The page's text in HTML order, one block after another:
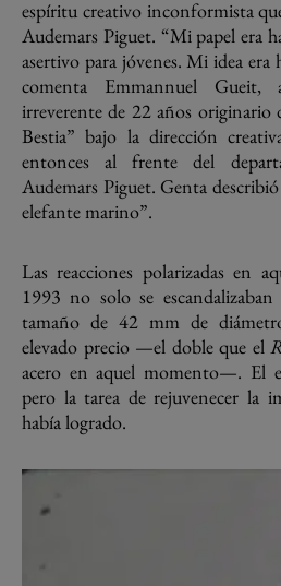
espíritu creativo inconformista
Audemars Piguet. “Mi papel era
asertivo para jóvenes. Mi idea era
comenta Emmannuel Gueit,
irreverente de 22 años originario
Bestia” bajo la dirección
entonces al frente del
Audemars Piguet. Genta
elefante marino”.
Las reacciones polarizadas en
1993 no solo se
tamaño de 42 mm de
elevado precio —el doble que el
acero en aquel momento—. El
pero la tarea de rejuvenecer la
había logrado.